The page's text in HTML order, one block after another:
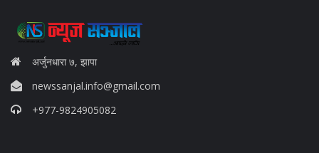
अर्जुनधारा ७, झापा
newssanjal.info@gmail.com
+977-9824905082